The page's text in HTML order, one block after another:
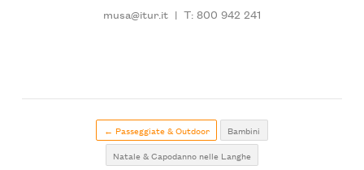
musa@itur.it | T: 800 942 241
← Passeggiate & Outdoor
Bambini
Natale & Capodanno nelle Langhe